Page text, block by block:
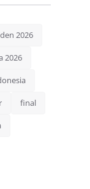
2026
2026
final